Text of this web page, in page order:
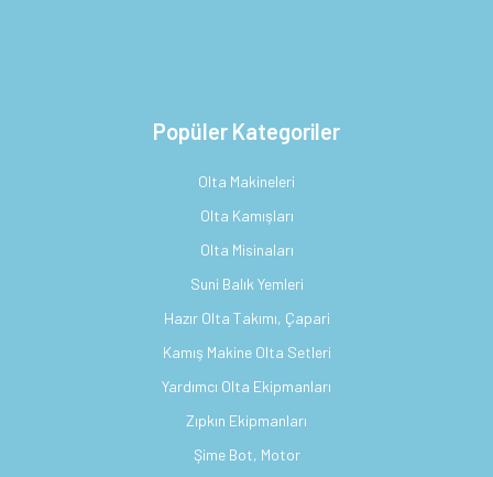
Popüler Kategoriler
Olta Makineleri
Olta Kamışları
Olta Misinaları
Suni Balık Yemleri
Hazır Olta Takımı, Çapari
Kamış Makine Olta Setleri
Yardımcı Olta Ekipmanları
Zıpkın Ekipmanları
Şime Bot, Motor